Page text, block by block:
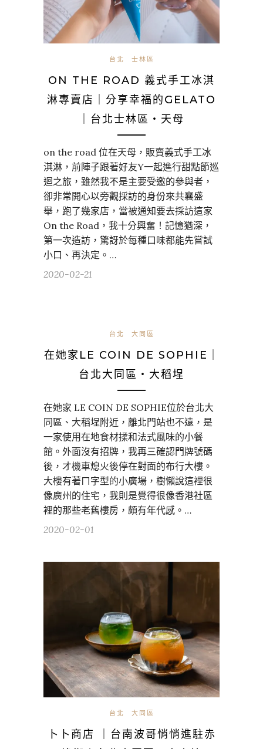
台北 士林區
ON THE ROAD 義式手工冰淇
淋專賣店｜分享幸福的GELATO
｜台北士林區・天母
on the road 位在天母，販賣義式手工冰
淇淋，前陣子跟著好友Y一起進行甜點節巡
迴之旅，雖然我不是主要受邀的參與者，
卻非常開心以旁觀採訪的身份來共襄盛
舉，跑了幾家店，當被通知要去採訪這家
On the Road，我十分興奮！記憶猶深，
第一次造訪，驚訝於每種口味都能先嘗試
小口、再決定。…
2020-02-21
台北 大同區
在她家LE COIN DE SOPHIE｜
台北大同區・大稻埕
在她家 LE COIN DE SOPHIE位於台北大
同區、大稻埕附近，離北門站也不遠，是
一家使用在地食材揉和法式風味的小餐
館。外面沒有招牌，我再三確認門牌號碼
後，才機車熄火後停在對面的布行大樓。
大樓有著ㄇ字型的小廣場，樹懶說這裡很
像廣州的住宅，我則是覺得很像香港社區
裡的那些老舊樓房，頗有年代感。…
2020-02-01
台北 大同區
卜卜商店 ｜台南波哥悄悄進駐赤